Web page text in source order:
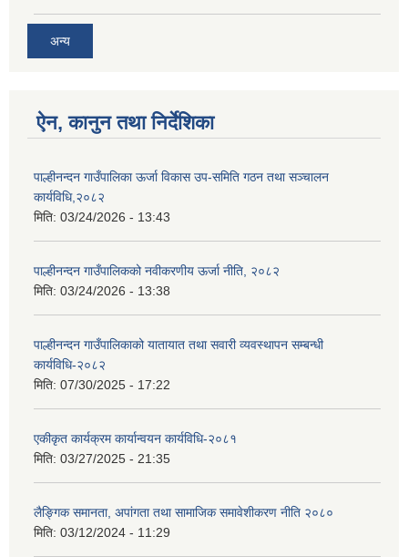
अन्य
ऐन, कानुन तथा निर्देशिका
पाल्हीनन्दन गाउँपालिका ऊर्जा विकास उप-समिति गठन तथा सञ्चालन
कार्यविधि,२०८२
मिति: 03/24/2026 - 13:43
पाल्हीनन्दन गाउँपालिकको नवीकरणीय ऊर्जा नीति, २०८२
मिति: 03/24/2026 - 13:38
पाल्हीनन्दन गाउँपालिकाको यातायात तथा सवारी व्यवस्थापन सम्बन्धी
कार्यविधि-२०८२
मिति: 07/30/2025 - 17:22
एकीकृत कार्यक्रम कार्यान्वयन कार्यविधि-२०८१
मिति: 03/27/2025 - 21:35
लैङ्गिक समानता, अपांगता तथा सामाजिक समावेशीकरण नीति २०८०
मिति: 03/12/2024 - 11:29